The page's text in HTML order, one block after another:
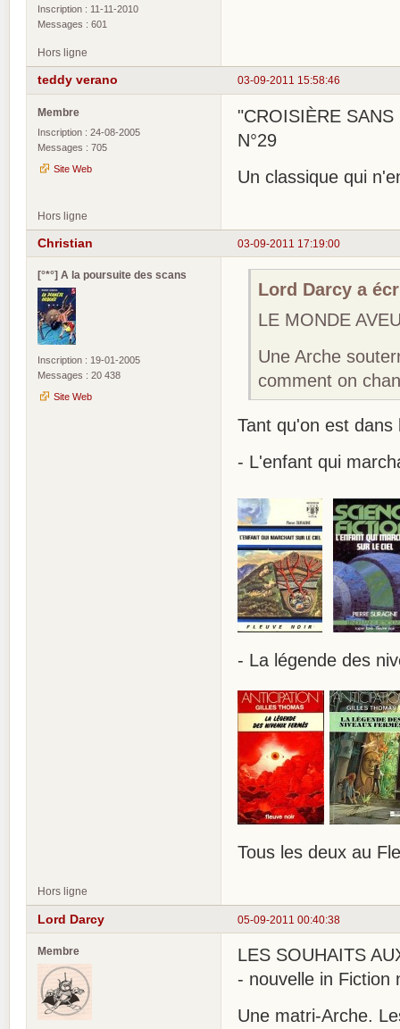
Inscription : 11-11-2010
Messages : 601
Hors ligne
03-09-2011 15:58:46
teddy verano
Membre
Inscription : 24-08-2005
Messages : 705
Site Web
"CROISIÈRE
N°29
Un classique qui
Hors ligne
03-09-2011 17:19:00
Christian
[°*°] A la poursuite des scans
Inscription : 19-01-2005
Messages : 20 438
Site Web
Lord Darcy a
LE MONDE
Une Arche
comment on
Tant qu'on est
- L'enfant qui
- La légende des
Tous les deux au
Hors ligne
05-09-2011 00:40:38
Lord Darcy
Membre
LES SOUHAITS
- nouvelle in Fiction
Une matri-Arche.